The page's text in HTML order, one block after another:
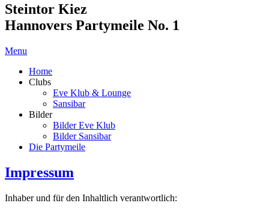
Steintor Kiez
Hannovers Partymeile No. 1
Menu
Home
Clubs
Eve Klub & Lounge
Sansibar
Bilder
Bilder Eve Klub
Bilder Sansibar
Die Partymeile
Impressum
Inhaber und für den Inhaltlich verantwortlich: